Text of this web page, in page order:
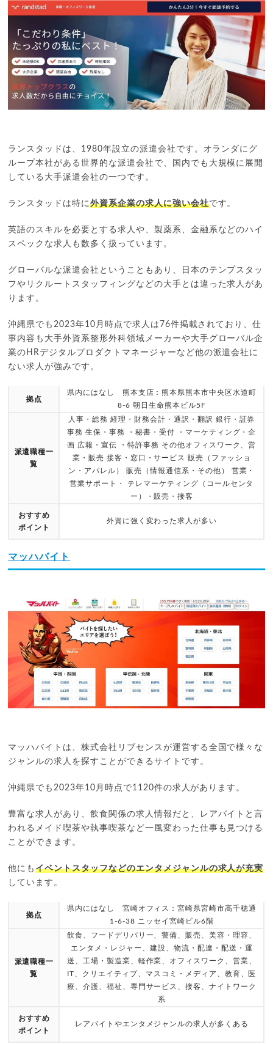
ランスタッドは、1980年設立の派遣会社です。オランダにグ
ループ本社がある世界的な派遣会社で、国内でも大規模に展開
している大手派遣会社の一つです。
ランスタッドは特に外資系企業の求人に強い会社です。
英語のスキルを必要とする求人や、製薬系、金融系などのハイ
スペックな求人も数多く扱っています。
グローバルな派遣会社ということもあり、日本のテンプスタッ
フやリクルートスタッフィングなどの大手とは違った求人があ
ります。
沖縄県でも2023年10月時点で求人は76件掲載されており、仕
事内容も大手外資系整形外科領域メーカーや大手グローバル企
業のHRデジタルプロダクトマネージャーなど他の派遣会社に
ない求人が強みです。
拠点
県内にはなし 熊本支店：熊本県熊本市中央区水道町
8-6 朝日生命熊本ビル5F
派遣職種一
覧
人事・総務 経理・財務会計・通訳・翻訳 銀行・証券
事務 生保・事務 ・秘書・受付 ・マーケティング・企
画 広報・宣伝 ・特許事務 その他オフィスワーク、営
業・販売 接客・窓口・サービス 販売（ファッショ
ン・アパレル） 販売（情報通信系・その他） 営業・
営業サポート・ テレマーケティング（コールセンタ
ー）・販売・接客
おすすめ
ポイント
外資に強く変わった求人が多い
マッハバイト
マッハバイトは、株式会社リブセンスが運営する全国で様々な
ジャンルの求人を探すことができるサイトです。
沖縄県でも2023年10月時点で1120件の求人があります。
豊富な求人があり、飲食関係の求人情報だと、レアバイトと言
われるメイド喫茶や執事喫茶など一風変わった仕事も見つける
ことができます。
他にもイベントスタッフなどのエンタメジャンルの求人が充実
しています。
拠点
県内にはなし 宮崎オフィス：宮崎県宮崎市高千穂通
1-6-38 ニッセイ宮崎ビル6階
派遣職種一
覧
飲食、フードデリバリー、警備、販売、美容・理容、
エンタメ・レジャー、建設、物流・配達・配送・運
送、工場・製造業、軽作業、オフィスワーク、営業、
IT、クリエイティブ、マスコミ・メディア、教育、医
療、介護、福祉、専門サービス、接客、ナイトワーク
系
おすすめ
ポイント
レアバイトやエンタメジャンルの求人が多くある